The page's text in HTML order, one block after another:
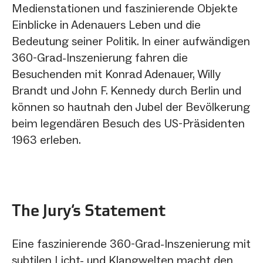
Medienstationen und faszinierende Objekte
Einblicke in Adenauers Leben und die
Bedeutung seiner Politik. In einer aufwändigen
360-Grad-Inszenierung fahren die
Besuchenden mit Konrad Adenauer, Willy
Brandt und John F. Kennedy durch Berlin und
können so hautnah den Jubel der Bevölkerung
beim legendären Besuch des US-Präsidenten
1963 erleben.
The Jury‘s Statement
Eine faszinierende 360-Grad-Inszenierung mit
subtilen Licht- und Klangwelten macht den